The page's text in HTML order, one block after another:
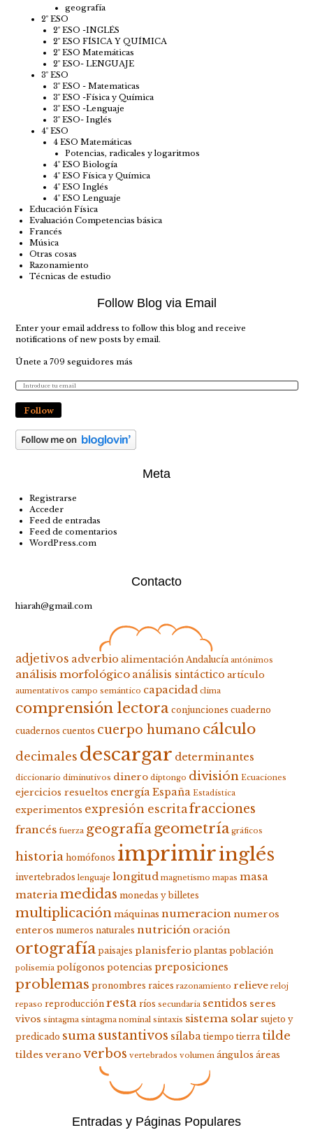
geografía
2º ESO
2º ESO -INGLÉS
2º ESO FÍSICA Y QUÍMICA
2º ESO Matemáticas
2º ESO- LENGUAJE
3º ESO
3º ESO - Matematicas
3º ESO -Física y Química
3º ESO -Lenguaje
3º ESO- Inglés
4º ESO
4 ESO Matemáticas
Potencias, radicales y logaritmos
4º ESO Biología
4º ESO Física y Química
4º ESO Inglés
4º ESO Lenguaje
Educación Física
Evaluación Competencias básica
Francés
Música
Otras cosas
Razonamiento
Técnicas de estudio
Follow Blog via Email
Enter your email address to follow this blog and receive
notifications of new posts by email.
Únete a 709 seguidores más
Follow
Meta
Registrarse
Acceder
Feed de entradas
Feed de comentarios
WordPress.com
Contacto
hiarah@gmail.com
adjetivos adverbio alimentación Andalucía antónimos
análisis morfológico análisis sintáctico artículo
aumentativos campo semántico capacidad clima
comprensión lectora conjunciones cuaderno
cuadernos cuentos cuerpo humano cálculo
decimales descargar determinantes
diccionario diminutivos dinero diptongo división Ecuaciones
ejercicios resueltos energíaEspaña Estadística
experimentos expresión escrita fracciones
francés fuerza geografíageometría gráficos
historia homófonos imprimiringlés
invertebrados lenguaje longitud magnetismo mapas masa
materiamedidas monedas y billetes
multiplicación máquinas numeracion numeros
enteros numeros naturales nutrición oración
ortografía paisajes planisferio plantas población
polisemia polígonos potencias preposiciones
problemas pronombres raices razonamiento relieve reloj
repaso reproducción resta ríos secundaria sentidos seres
vivos sintagma sintagma nominal sintaxis sistema solar sujeto y
predicado sumasustantivos sílaba tiempo tierra tilde
tildes verano verbos vertebrados volumen ángulos áreas
Entradas y Páginas Populares